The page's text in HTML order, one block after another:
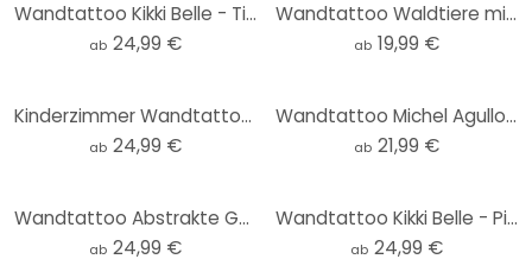
Wandtattoo Kikki Belle - Tierische Abenteuer im Grünen - Rund
ab 24,99 €
Wandtattoo Waldtiere mit Ballons (29-teilig) - Kinderzimmer - Kvilis
ab 19,99 €
Kinderzimmer Wandtattoo Süße Katze im Busch - Korenkova - Rund
ab 24,99 €
Wandtattoo Michel Agullo - Bagger 03
ab 21,99 €
Wandtattoo Abstrakte Geometrie in Balance - Ristova - Rund
ab 24,99 €
Wandtattoo Kikki Belle - Piratenbucht - Rund
ab 24,99 €